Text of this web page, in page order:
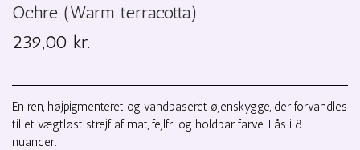
Ochre (Warm terracotta)
239,00 kr.
En ren, højpigmenteret og vandbaseret øjenskygge, der forvandles
til et vægtløst strejf af mat, fejlfri og holdbar farve. Fås i 8
nuancer.